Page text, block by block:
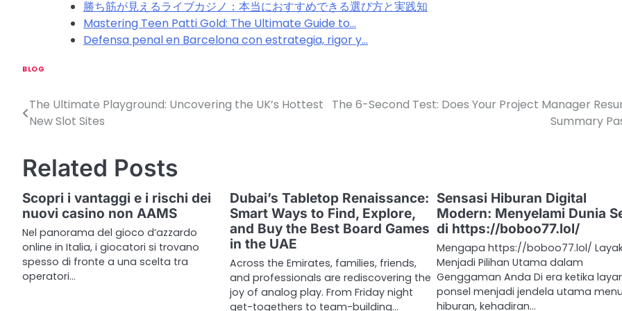
勝ち筋が見えるライブカジノ：本当におすすめできる選び方と実践知
Mastering Teen Patti Gold: The Ultimate Guide to…
Defensa penal en Barcelona con estrategia, rigor y…
BLOG
P
s
t
n
a
v
i
The Ultimate Playground: Uncovering the UK’s Hottest
New Slot Sites
The 6-Second Test: Does Your Project Manager
Summary
Related Posts
Scopri i vantaggi e i rischi dei
nuovi casino non AAMS
Nel panorama del gioco d’azzardo
online in Italia, i giocatori si trovano
spesso di fronte a una scelta tra
operatori…
Dubai’s Tabletop Renaissance:
Smart Ways to Find, Explore,
and Buy the Best Board Games
in the UAE
Across the Emirates, families, friends,
and professionals are rediscovering the
joy of analog play. From Friday night
get-togethers to team-building…
Sensasi Hiburan Digital
Modern: Menyelami Dunia
di https://boboo77.lol/
Mengapa https://boboo77.lol/
Menjadi Pilihan Utama dalam
Genggaman Anda Di era ketika layar
ponsel menjadi jendela utama
hiburan, kehadiran…